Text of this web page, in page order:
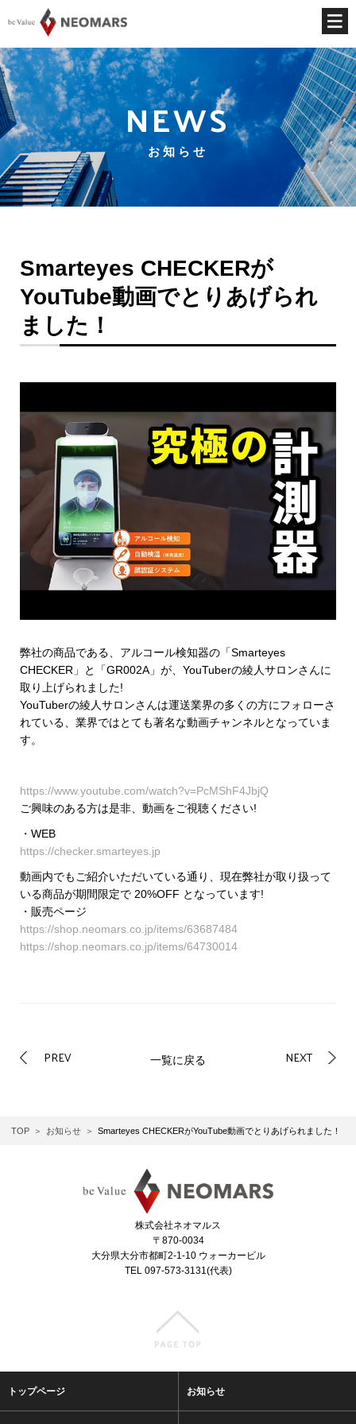
NEWS
お知らせ
Smarteyes CHECKERが
YouTube動画でとりあげられ
ました！
弊社の商品である、アルコール検知器の「Smarteyes
CHECKER」と「GR002A」が、YouTuberの綾人サロンさんに
取り上げられました!
YouTuberの綾人サロンさんは運送業界の多くの方にフォローさ
れている、業界ではとても著名な動画チャンネルとなっていま
す。
https://www.youtube.com/watch?v=PcMShF4JbjQ
ご興味のある方は是非、動画をご視聴ください!
・WEB
https://checker.smarteyes.jp
動画内でもご紹介いただいている通り、現在弊社が取り扱って
いる商品が期間限定で 20%OFF となっています!
・販売ページ
https://shop.neomars.co.jp/items/63687484
https://shop.neomars.co.jp/items/64730014
PREV 一覧に戻る NEXT
TOP お知らせ Smarteyes CHECKERがYouTube動画でとりあげられました！
株式会社ネオマルス
〒870-0034
大分県大分市都町2-1-10 ウォーカービル
TEL 097-573-3131(代表)
トップページ お知らせ